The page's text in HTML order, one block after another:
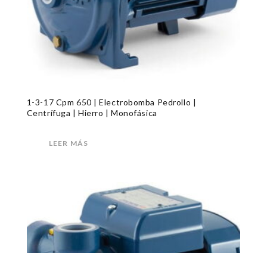
1-3-17 Cpm 650 | Electrobomba Pedrollo |
Centrífuga | Hierro | Monofásica
LEER MÁS